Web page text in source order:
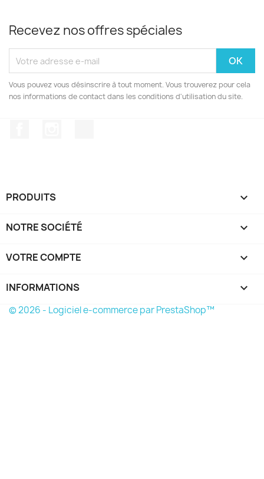
Recevez nos offres spéciales
Vous pouvez vous désinscrire à tout moment. Vous trouverez pour cela
nos informations de contact dans les conditions d'utilisation du site.
PRODUITS 
NOTRE SOCIÉTÉ 
VOTRE COMPTE 
INFORMATIONS keyboard_arrow_down
© 2026 - Logiciel e-commerce par PrestaShop™